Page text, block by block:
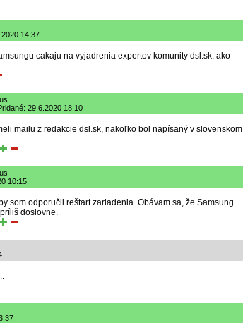
14:37
cakaju na vyjadrenia expertov komunity dsl.sk, ako
29.6.2020 18:10
mailu z redakcie dsl.sk, nakoľko bol napísaný v slovenskom
10:15
som odporučil reštart zariadenia. Obávam sa, že Samsung
doslovne.